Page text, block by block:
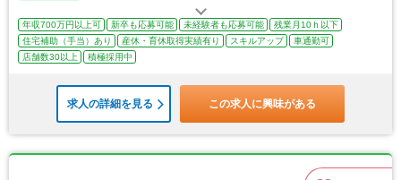
年収700万円以上可 新卒も応募可能 未経験者も応募可能
残業月10ｈ以下
住宅補助（手当）あり
産休・育休取得実績有り スキルアップ
車通勤可
店舗数30以上
積極採用中
求人の詳細を見る この求人に興味がある